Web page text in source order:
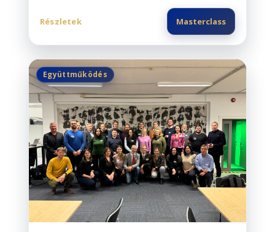
Részletek Masterclass
Együttműködés